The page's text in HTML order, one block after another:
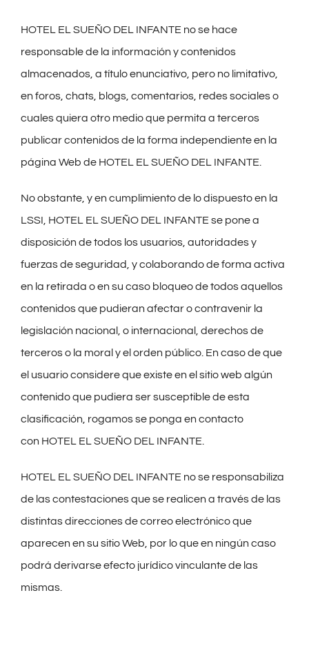
HOTEL EL SUEÑO DEL INFANTE no se hace
responsable de la información y contenidos
almacenados, a título enunciativo, pero no limitativo,
en foros, chats, blogs, comentarios, redes sociales o
cuales quiera otro medio que permita a terceros
publicar contenidos de la forma independiente en la
página Web de HOTEL EL SUEÑO DEL INFANTE.
No obstante, y en cumplimiento de lo dispuesto en la
LSSI, HOTEL EL SUEÑO DEL INFANTE se pone a
disposición de todos los usuarios, autoridades y
fuerzas de seguridad, y colaborando de forma activa
en la retirada o en su caso bloqueo de todos aquellos
contenidos que pudieran afectar o contravenir la
legislación nacional, o internacional, derechos de
terceros o la moral y el orden público. En caso de que
el usuario considere que existe en el sitio web algún
contenido que pudiera ser susceptible de esta
clasificación, rogamos se ponga en contacto
con HOTEL EL SUEÑO DEL INFANTE.
HOTEL EL SUEÑO DEL INFANTE no se responsabiliza
de las contestaciones que se realicen a través de las
distintas direcciones de correo electrónico que
aparecen en su sitio Web, por lo que en ningún caso
podrá derivarse efecto jurídico vinculante de las
mismas.